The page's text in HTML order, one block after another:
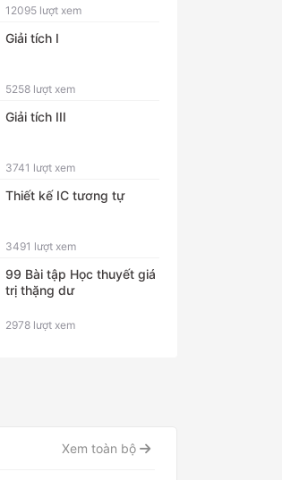
12095 lượt xem
Giải tích I
5258 lượt xem
Giải tích III
3741 lượt xem
Thiết kế IC tương tự
3491 lượt xem
99 Bài tập Học thuyết giá
trị thặng dư
2978 lượt xem
Xem toàn bộ